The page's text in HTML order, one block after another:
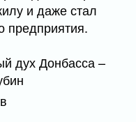
и даже стал
предприятия.